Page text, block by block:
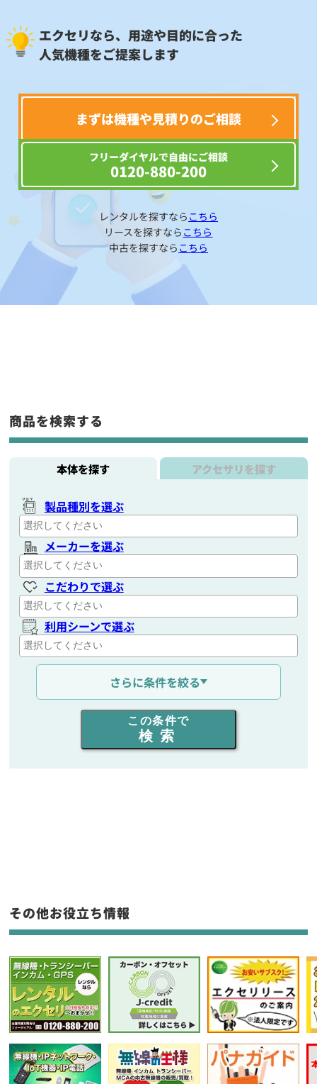
エクセリなら、用途や目的に合った
人気機種をご提案します
まずは機種や見積りのご相談
フリーダイヤルで自由にご相談
0120-880-200
レンタルを探すなら こちら
リースを探すなら こちら
中古を探すなら こちら
商品を検索する
本体を探す アクセサリを探す
製品種別を選ぶ
メーカーを選ぶ
こだわりで選ぶ
利用シーンで選ぶ
通信距離を選ぶ
出力を選ぶ
同時通話人数を選ぶ
フリーワード入力(製品名等)
選択条件をリセット
さらに条件を絞る
この条件で
検索
その他お役立ち情報